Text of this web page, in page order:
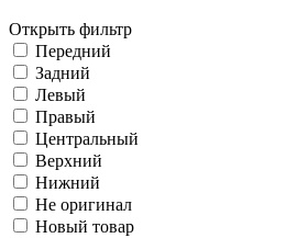
Открыть фильтр
Передний
Задний
Левый
Правый
Центральный
Верхний
Нижний
Не оригинал
Новый товар